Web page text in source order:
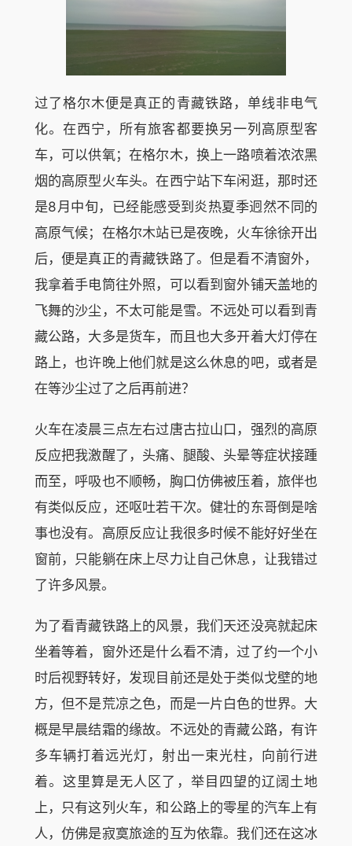
过了格尔木便是真正的青藏铁路，单线非电气
化。在西宁，所有旅客都要换另一列高原型客
车，可以供氧；在格尔木，换上一路喷着浓浓黑
烟的高原型火车头。在西宁站下车闲逛，那时还
是8月中旬，已经能感受到炎热夏季迥然不同的
高原气候；在格尔木站已是夜晚，火车徐徐开出
后，便是真正的青藏铁路了。但是看不清窗外，
我拿着手电筒往外照，可以看到窗外铺天盖地的
飞舞的沙尘，不太可能是雪。不远处可以看到青
藏公路，大多是货车，而且也大多开着大灯停在
路上，也许晚上他们就是这么休息的吧，或者是
在等沙尘过了之后再前进？
火车在凌晨三点左右过唐古拉山口，强烈的高原
反应把我激醒了，头痛、腿酸、头晕等症状接踵
而至，呼吸也不顺畅，胸口仿佛被压着，旅伴也
有类似反应，还呕吐若干次。健壮的东哥倒是啥
事也没有。高原反应让我很多时候不能好好坐在
窗前，只能躺在床上尽力让自己休息，让我错过
了许多风景。
为了看青藏铁路上的风景，我们天还没亮就起床
坐着等着，窗外还是什么看不清，过了约一个小
时后视野转好，发现目前还是处于类似戈壁的地
方，但不是荒凉之色，而是一片白色的世界。大
概是早晨结霜的缘故。不远处的青藏公路，有许
多车辆打着远光灯，射出一束光柱，向前行进
着。这里算是无人区了，举目四望的辽阔土地
上，只有这列火车，和公路上的零星的汽车上有
人，仿佛是寂寞旅途的互为依靠。我们还在这冰